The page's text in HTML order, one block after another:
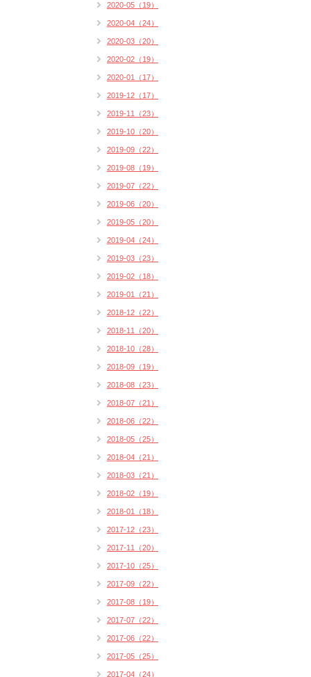
2020-05（19）
2020-04（24）
2020-03（20）
2020-02（19）
2020-01（17）
2019-12（17）
2019-11（23）
2019-10（20）
2019-09（22）
2019-08（19）
2019-07（22）
2019-06（20）
2019-05（20）
2019-04（24）
2019-03（23）
2019-02（18）
2019-01（21）
2018-12（22）
2018-11（20）
2018-10（28）
2018-09（19）
2018-08（23）
2018-07（21）
2018-06（22）
2018-05（25）
2018-04（21）
2018-03（21）
2018-02（19）
2018-01（18）
2017-12（23）
2017-11（20）
2017-10（25）
2017-09（22）
2017-08（19）
2017-07（22）
2017-06（22）
2017-05（25）
2017-04（24）